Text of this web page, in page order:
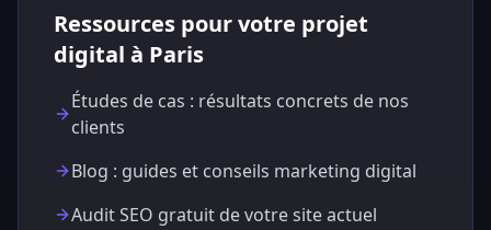
Ressources pour votre projet
digital à Paris
Études de cas : résultats concrets de nos
clients
Blog : guides et conseils marketing digital
Audit SEO gratuit de votre site actuel